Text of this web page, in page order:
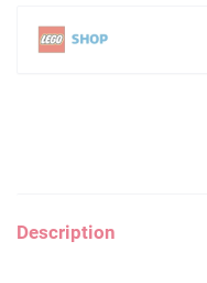
Description